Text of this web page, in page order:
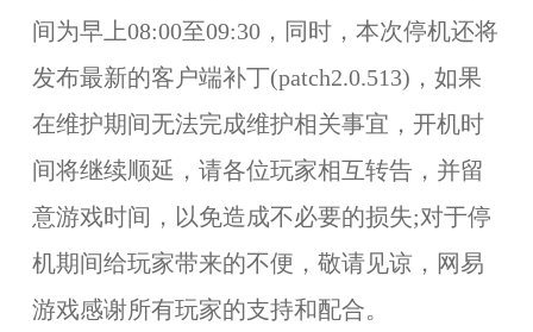
间为早上08:00至09:30，同时，本次停机还将
发布最新的客户端补丁(patch2.0.513)，如果
在维护期间无法完成维护相关事宜，开机时
间将继续顺延，请各位玩家相互转告，并留
意游戏时间，以免造成不必要的损失;对于停
机期间给玩家带来的不便，敬请见谅，网易
游戏感谢所有玩家的支持和配合。